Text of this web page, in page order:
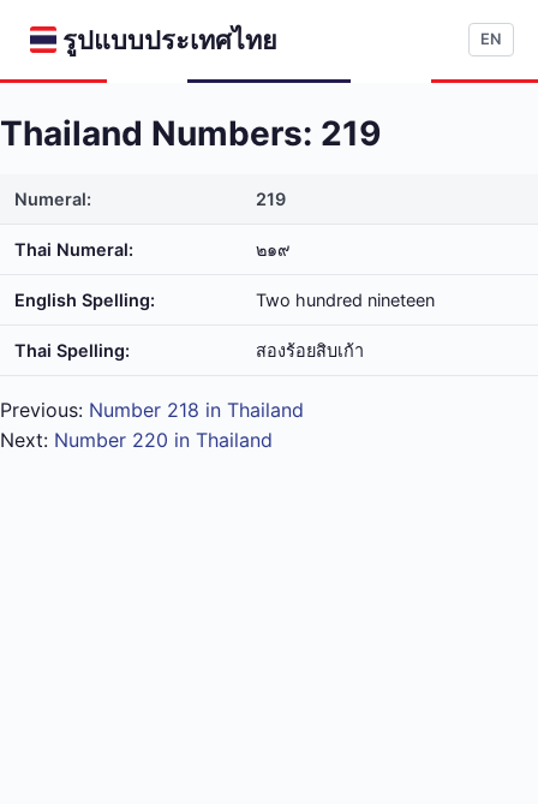
รูปแบบประเทศไทย EN
Thailand Numbers: 219
Numeral: 219
Thai Numeral: ๒๑๙
English Spelling: Two hundred nineteen
Thai Spelling: สอง​ร้อย​สิบ​เก้า
Previous: Number 218 in Thailand
Next: Number 220 in Thailand